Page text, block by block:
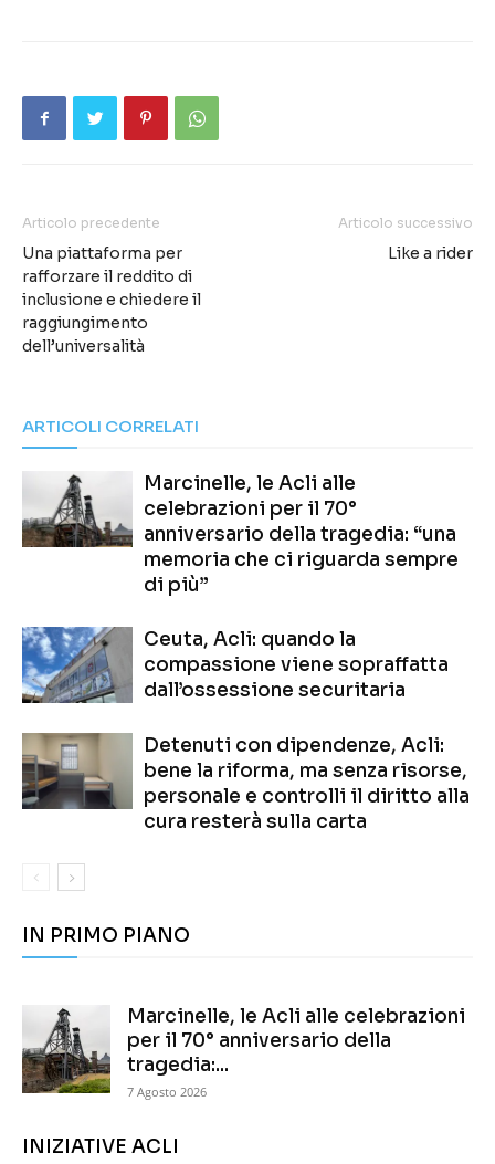
Articolo precedente
Una piattaforma per
rafforzare il reddito di
inclusione e chiedere il
raggiungimento
dell’universalità
Articolo successivo
Like a rider
ARTICOLI CORRELATI
Marcinelle, le Acli alle
celebrazioni per il 70°
anniversario della tragedia: “una
memoria che ci riguarda sempre
di più”
Ceuta, Acli: quando la
compassione viene sopraffatta
dall’ossessione securitaria
Detenuti con dipendenze, Acli:
bene la riforma, ma senza risorse,
personale e controlli il diritto alla
cura resterà sulla carta
IN PRIMO PIANO
Marcinelle, le Acli alle celebrazioni
per il 70° anniversario della
tragedia:...
7 Agosto 2026
INIZIATIVE ACLI